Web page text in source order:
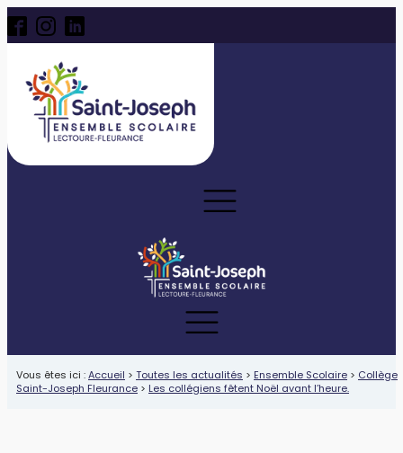
Vous êtes ici :Accueil > Toutes les actualités > Ensemble Scolaire > Collège
Saint-Joseph Fleurance > Les collégiens fêtent Noël avant l’heure.